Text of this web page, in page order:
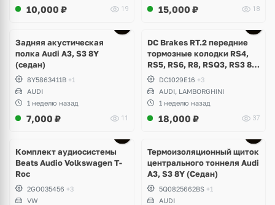
10,000 ₽ 19 15,000 ₽ 18
Задняя акустическая
полка Audi A3, S3 8Y
(седан)
8Y5863411B +1
AUDI
1 неделю назад
7,000 ₽ 11
DC Brakes RT.2 передние
тормозные колодки RS4,
RS5, RS6, R8, RSQ3, RS3 8V
(комплект 8 шт)
DC1029E16 +3
AUDI, LAMBORGHINI
1 неделю назад
18,000 ₽ 37
Комплект аудиосистемы
Beats Audio Volkswagen T-
Roc
2GO035456 +3
VW
Термоизоляционный щиток
центрального тоннеля Audi
A3, S3 8Y (Седан)
5Q0825662BS +1
AUDI